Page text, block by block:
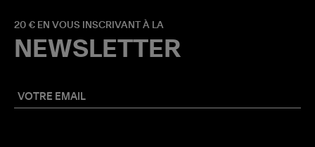
20 € EN VOUS INSCRIVANT À LA
NEWSLETTER